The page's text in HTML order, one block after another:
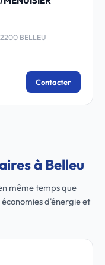
BELLEU
Contacter
à Belleu
même temps que
d'énergie et